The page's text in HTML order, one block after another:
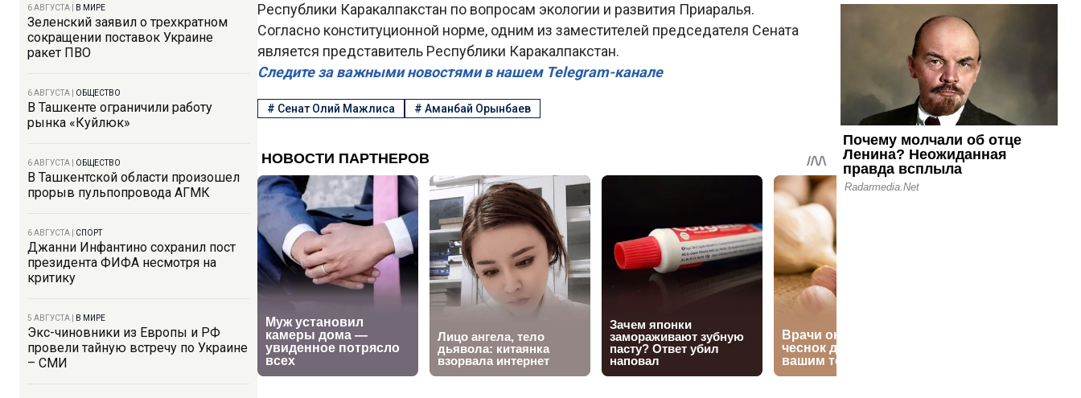
6 АВГУСТА В МИРЕ
Зеленский заявил о трехкратном
сокращении поставок Украине
ракет ПВО
6 АВГУСТА ОБЩЕСТВО
В Ташкенте ограничили работу
рынка «Куйлюк»
6 АВГУСТА ОБЩЕСТВО
В Ташкентской области произошел
прорыв пульпопровода АГМК
6 АВГУСТА СПОРТ
Джанни Инфантино сохранил пост
президента ФИФА несмотря на
критику
5 АВГУСТА В МИРЕ
Экс-чиновники из Европы и РФ
провели тайную встречу по Украине
– СМИ
Республики Каракалпакстан по вопросам экологии и развития Приаралья.
Согласно конституционной норме, одним из заместителей председателя Сената
является представитель Республики Каракалпакстан.
Следите за важными новостями в нашем Telegram-канале
# Сенат Олий Мажлиса # Аманбай Орынбаев